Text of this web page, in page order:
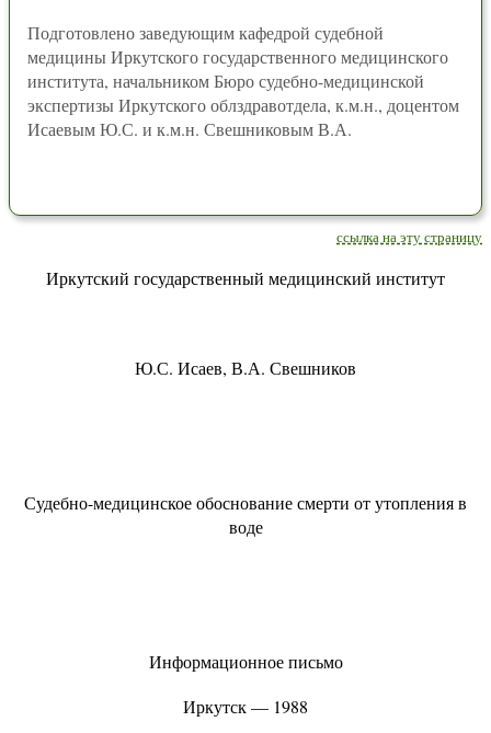
Подготовлено заведующим кафедрой судебной
медицины Иркутского государственного медицинского
института, начальником Бюро судебно-медицинской
экспертизы Иркутского облздравотдела, к.м.н., доцентом
Исаевым Ю.С. и к.м.н. Свешниковым В.А.
ссылка на эту страницу
Иркутский государственный медицинский институт
Ю.С. Исаев, В.А. Свешников
Судебно-медицинское обоснование смерти от утопления в
воде
Информационное письмо
Иркутск — 1988